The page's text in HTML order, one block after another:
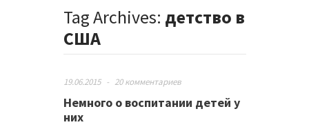
Tag Archives: детство в
США
19.06.2015 - 20 комментариев
Немного о воспитании детей у
них